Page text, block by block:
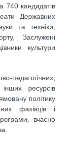
740 кандидатів
Державних
та техніки,
Заслужені
культури
педагогічних,
ресурсів
політику
фахівців і
вчасно